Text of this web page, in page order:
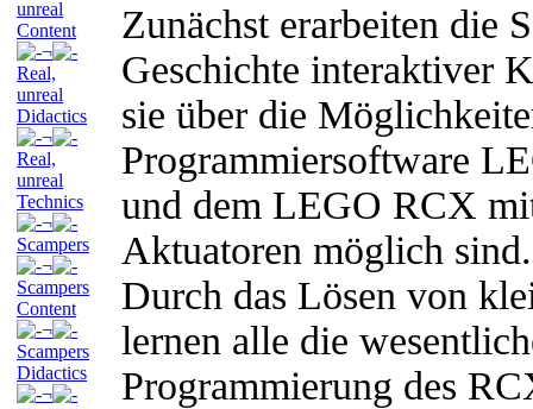
unreal
Content
¬
Real,
unreal
Didactics
¬
Real,
unreal
Technics
¬
Scampers
¬
Scampers
Content
¬
Scampers
Didactics
¬
Zunächst erarbeiten die
Geschichte interaktiver
sie über die
Programmiersoftware
und dem LEGO RCX
Aktuatoren möglich sind.
Durch das Lösen von
lernen alle die
Programmierung des